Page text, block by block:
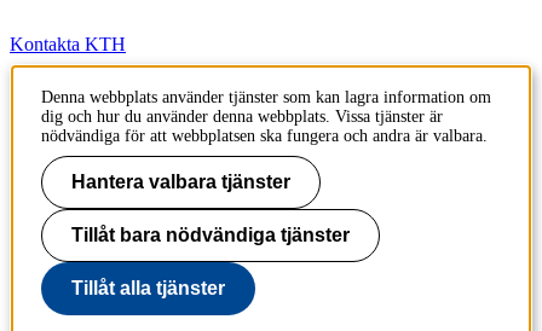
Kontakta KTH
Jobba på KTH
Press och media
Faktura och betalning KTH
Om KTH:s webbplatser
Tillgänglighetsredogörelse
Denna webbplats använder tjänster som kan lagra information om
dig och hur du använder denna webbplats. Vissa tjänster är
nödvändiga för att webbplatsen ska fungera och andra är valbara.
Hantera valbara tjänster
Tillåt bara nödvändiga tjänster
Tillåt alla tjänster